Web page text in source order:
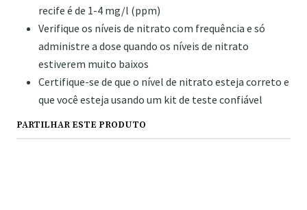
recife é de 1-4 mg/l (ppm)
Verifique os níveis de nitrato com frequência e só
administre a dose quando os níveis de nitrato
estiverem muito baixos
Certifique-se de que o nível de nitrato esteja correto e
que você esteja usando um kit de teste confiável
PARTILHAR ESTE PRODUTO